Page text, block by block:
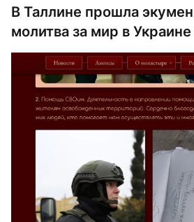
В Таллине прошла
молитва за мир в Украине